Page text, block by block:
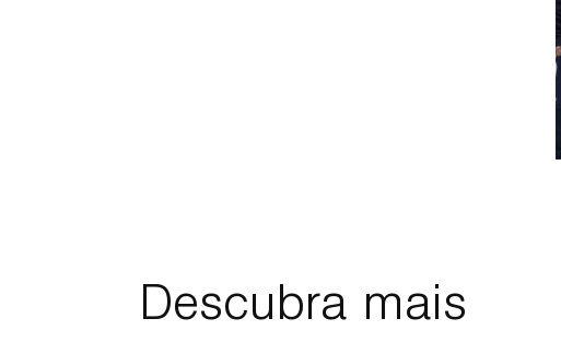
Descubra mais